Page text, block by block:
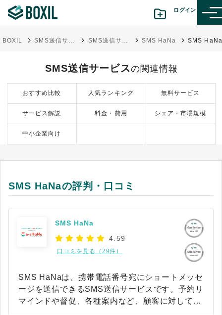
ログイン
診断から探す(β版)
記事から探す
BOXILの使い方ガイド
BOXIL SMS送信サービス比較16選｜選び方・料金相場・導入目的別タイプ SMS送信サービス SMS HaNa
SMS送信サービスの関連情報
おすすめ比較 人気ランキング 無料サービス
サービス解説 料金・費用 シェア・市場規模
中小企業向け
SMS HaNaの評判・口コミ
SMS HaNa
4.59
口コミを見る（29件）
SMS HaNaは、携帯電話番号宛にショートメッセ
ージを送信できるSMS送信サービスです。予約リ
マインドや督促、各種案内など、顧客に対して連